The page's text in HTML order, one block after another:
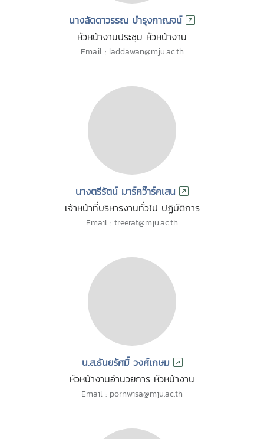
นางลัดดาวรรณ บำรุงกาญจน์
หัวหน้างานประชุม หัวหน้างาน
Email : laddawan@mju.ac.th
นางตรีรัตน์ มาร์คว๊าร์คเสน
เจ้าหน้าที่บริหารงานทั่วไป ปฏิบัติการ
Email : treerat@mju.ac.th
น.ส.ธันยรัศมิ์ วงศ์เกษม
หัวหน้างานอำนวยการ หัวหน้างาน
Email : pornwisa@mju.ac.th